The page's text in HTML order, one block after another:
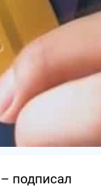
подписал